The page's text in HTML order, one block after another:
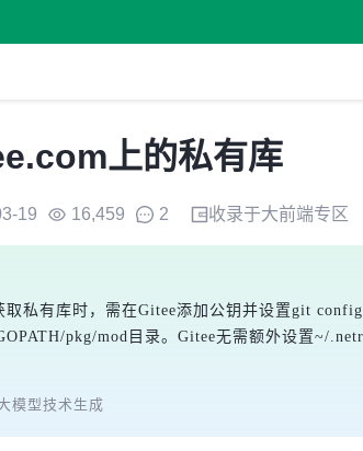
上的私有库
19 16,459 2 收录于大前端专区
取私有库时，需在Gitee添加公钥并设置git
pkg/mod目录。Gitee无需额外设置~/
模型技术生成